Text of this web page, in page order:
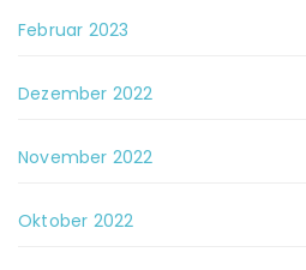
Februar 2023
Dezember 2022
November 2022
Oktober 2022